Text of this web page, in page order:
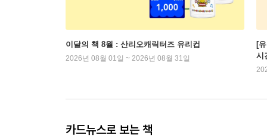
이달의 책 8월 : 산리오캐릭터즈 유리컵
2026년 08월 01일 ~ 2026년 08월 31일
[
시
카드뉴스로 보는 책